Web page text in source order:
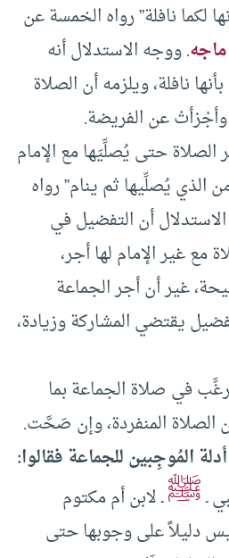
لكما نافلة” رواه الخمسة عن
. ووجه الاستدلال أنه
نافلة، ويلزمه أن الصلاة
عن الفريضة.
الصلاة حتى يُصلِّيَها مع الإمام
يُصلِّيها ثم ينام” رواه
أن التفضيل في
مع غير الإمام لها أجر،
غير أن أجر الجماعة
يقتضي المشاركة وزيادة،
في صلاة الجماعة بما
الصلاة المنفردة، وإن صَحَّت.
المُوجِبين للجماعة فقالوا:
ـﷺـ لابن أم مكتوم
دليلاً على وجوبها حتى